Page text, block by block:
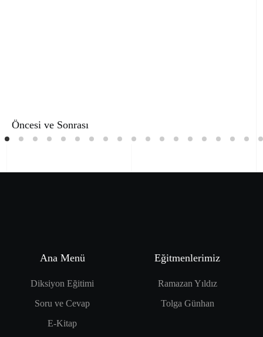
Öncesi ve Sonrası
Ana Menü
Diksiyon Eğitimi
Soru ve Cevap
E-Kitap
Eğitmenlerimiz
Ramazan Yıldız
Tolga Günhan